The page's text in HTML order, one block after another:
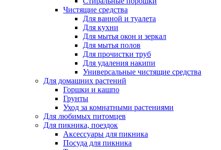
Чистящие средства
Для ванной и туалета
Для кухни
Для мытья окон и зеркал
Для мытья полов
Для прочистки труб
Для удаления накипи
Универсальные чистящие средства
Для домашних растений
Горшки и кашпо
Грунты
Уход за комнатными растениями
Для любимых питомцев
Для пикника, поездок
Аксессуары для пикника
Посуда для пикника